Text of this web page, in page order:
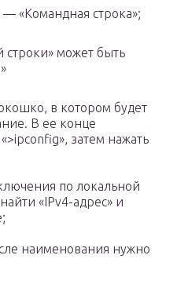
«Командная строка»;
может быть
в котором будет
В ее конце
затем нажать
по локальной
«IPv4-адрес» и
наименования нужно